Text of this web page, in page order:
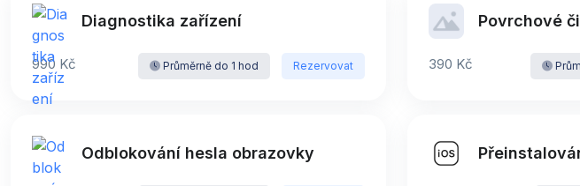
Diagnostika zařízení
990 Kč Průměrně do 1 hod Rezervovat
Povrchové
390 Kč
Odblokování hesla obrazovky